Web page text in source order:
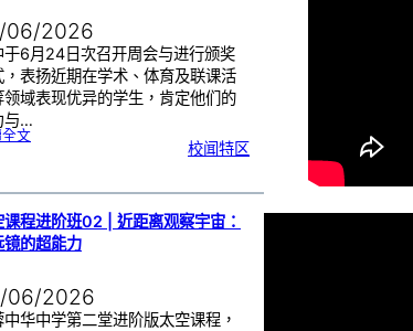
在
芙
中
大
舞
台
以
鼓
交
流
06/2026
于6月24日次召开周会与进行颁奖
，表扬近期在学术、体育及联课活
领域表现优异的学生，肯定他们的
与…
全文:周
|嘉
优
秀
学
子
校闻特区
课程进阶班02 | 近距离观察宇宙：
镜的超能力
06/2026
中华中学第二堂进阶版太空课程，